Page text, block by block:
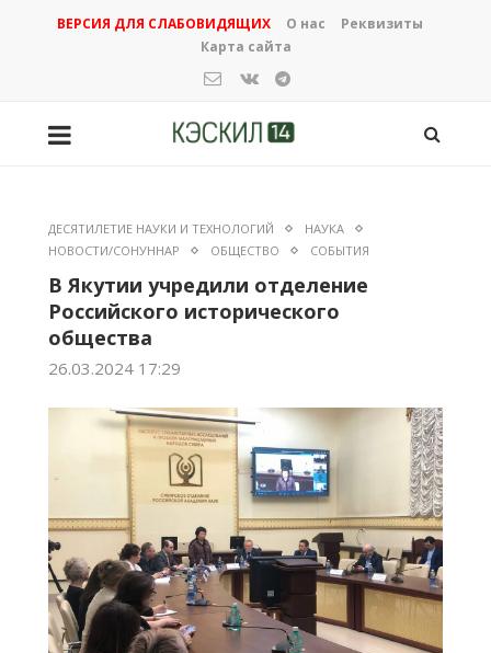
ВЕРСИЯ ДЛЯ СЛАБОВИДЯЩИХ О нас
Реквизиты
Карта сайта
ДЕСЯТИЛЕТИЕ НАУКИ И ТЕХНОЛОГИЙ
НАУКА
НОВОСТИ/СОНУННАР
ОБЩЕСТВО СОБЫТИЯ
В Якутии учредили отделение
Российского исторического
общества
26.03.2024 17:29